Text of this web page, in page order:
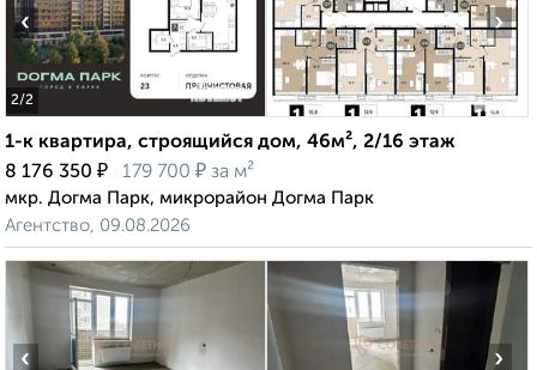
2/2
‹ ›
1-к квартира, строящийся дом, 46м², 2/16 этаж
8 176 350 ₽ 179 700 ₽ за м²
мкр. Догма Парк, микрорайон Догма Парк
Агентство, 09.08.2026
‹ ›